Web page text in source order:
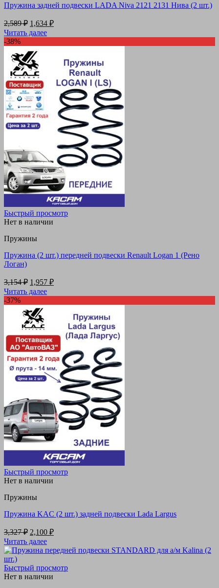
Пружина задней подвески LADA Niva 2121 2131 Нива (2 шт.)
2,589₽ Первоначальная
цена
составляла
2,589 ₽.
1,634 ₽Текущая
Читать далее
-38%
Быстрый просмотр
Нет в наличии
Пружины
Пружина (2 шт.) передней подвески Renault Logan 1 (Рено
Логан)
3,154₽ Первоначальная
цена
составляла
3,154 ₽.
1,957 ₽Текущая
Читать далее
-37%
Быстрый просмотр
Нет в наличии
Пружины
Пружина KAC (2 шт.) задней подвески Lada Largus
3,327₽ Первоначальная
цена
составляла
2,100 ₽Текущая
2,100 ₽.
Читать далее
Быстрый просмотр
Нет в наличии